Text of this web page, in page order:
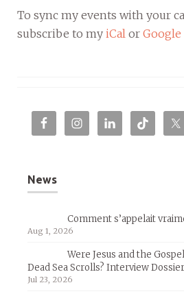
To sync my events with your
subscribe to my iCal or Google
News
Comment s’appelait
Aug 1, 2026
Were Jesus and the
Dead Sea Scrolls? Interview
Jul 23, 2026